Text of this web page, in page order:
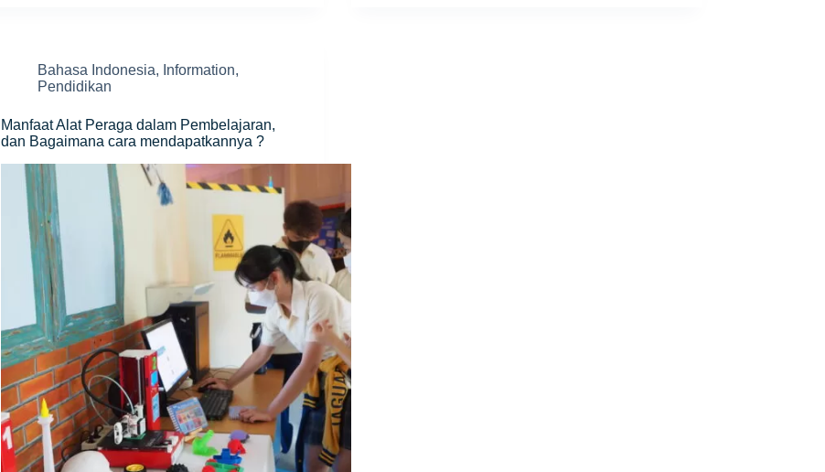
Bahasa Indonesia, Information,
Pendidikan
Manfaat Alat Peraga dalam Pembelajaran,
dan Bagaimana cara mendapatkannya ?